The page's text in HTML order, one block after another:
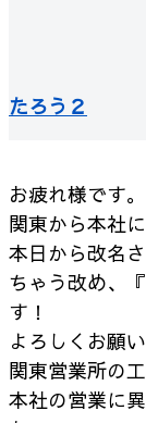
たろう２
お疲れ様です。
関東から本社
本日から改名
ちゃう改め、
す！
よろしくお願い
関東営業所の
本社の営業に